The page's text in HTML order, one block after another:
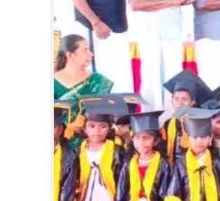
LIFESTYLE
SPIRITUAL